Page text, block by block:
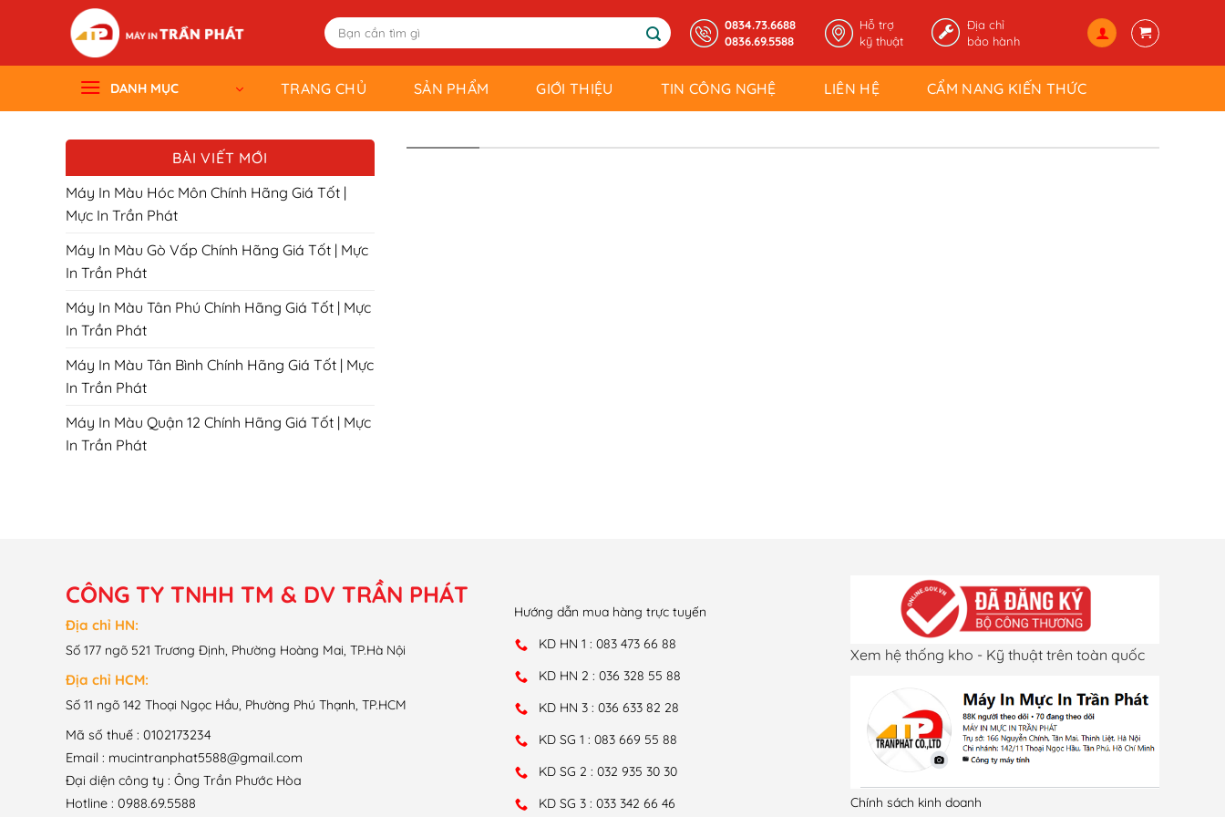
Tìm
kiếm:
0834.73.6688
0836.69.5588
Hỗ trợ
kỹ thuật
Địa chỉ
bảo hành
DANH MỤC TRANG CHỦ SẢN PHẨM GIỚI THIỆU TIN CÔNG NGHỆ LIÊN HỆ CẨM NANG KIẾN THỨC
BÀI VIẾT MỚI
Máy In Màu Hóc Môn Chính Hãng Giá Tốt |
Mực In Trần Phát
Máy In Màu Gò Vấp Chính Hãng Giá Tốt | Mực
In Trần Phát
Máy In Màu Tân Phú Chính Hãng Giá Tốt | Mực
In Trần Phát
Máy In Màu Tân Bình Chính Hãng Giá Tốt | Mực
In Trần Phát
Máy In Màu Quận 12 Chính Hãng Giá Tốt | Mực
In Trần Phát
CÔNG TY TNHH TM & DV TRẦN PHÁT
Địa chỉ HN:
Số 177 ngõ 521 Trương Định, Phường Hoàng Mai, TP.Hà Nội
Địa chỉ HCM:
Số 11 ngõ 142 Thoại Ngọc Hầu, Phường Phú Thạnh, TP.HCM
Mã số thuế : 0102173234
Email : mucintranphat5588@gmail.com
Đại diện công ty : Ông Trần Phước Hòa
Hotline : 0988.69.5588
Hướng dẫn mua hàng trực tuyến
KD HN 1 : 083 473 66 88
KD HN 2 : 036 328 55 88
KD HN 3 : 036 633 82 28
KD SG 1 : 083 669 55 88
KD SG 2 : 032 935 30 30
KD SG 3 : 033 342 66 46
Xem hệ thống kho - Kỹ thuật trên toàn quốc
Chính sách kinh doanh